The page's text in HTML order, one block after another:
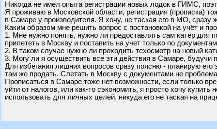
Никогда не имел опыта регистрации новых лодок в ГИМС,
Я проживаю в Московской области, регистрация (прописка)
в Самаре у производителя. Я хочу, не таская его в МО, сразу
Каким образом мне решить вопрос с постановкой на учёт и
1. Мне нужно понять, нужно ли предоставлять сам катер для
прилететь в Москву и поставить на учет только по
2. В таком случае нужно ли проходить техосмотр на новый
3. Могу ли я осуществить все эти действия в Самаре,
Для избегания лишних вопросов сразу поясню - планирую
там же продать. Слетать в Москву с документами не
Прописаться в Самаре тоже нет возможности, если только
уйти от налогов, или как-то сэкономить, я просто хочу купить
использовать для личных целей, никуда его не таская на